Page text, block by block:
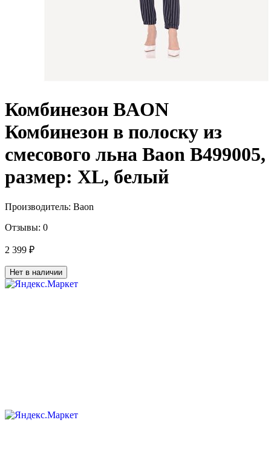
Комбинезон BAON
Комбинезон в полоску из
смесового льна Baon B499005,
размер: XL, белый
Производитель: Baon
Отзывы: 0
2 399 ₽
Нет в наличии